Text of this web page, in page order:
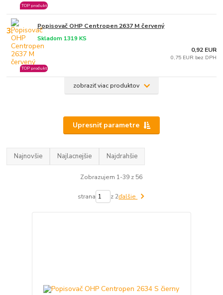
TOP produkt
3. Popisovač OHP Centropen 2637 M červený
Skladom 1319 KS
TOP produkt
0,92 EUR
0,75 EUR bez DPH
zobraziť viac produktov
Upresniť parametre
Najnovšie Najlacnejšie Najdrahšie
Zobrazujem 1-39 z 56
strana z 2ďalšie